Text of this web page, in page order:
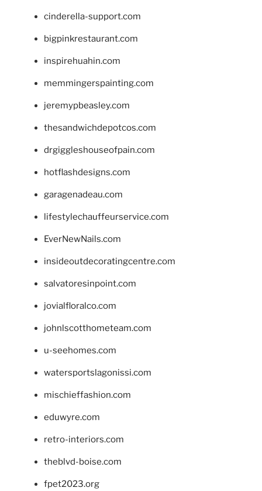
cinderella-support.com
bigpinkrestaurant.com
inspirehuahin.com
memmingerspainting.com
jeremypbeasley.com
thesandwichdepotcos.com
drgiggleshouseofpain.com
hotflashdesigns.com
garagenadeau.com
lifestylechauffeurservice.com
EverNewNails.com
insideoutdecoratingcentre.com
salvatoresinpoint.com
jovialfloralco.com
johnlscotthometeam.com
u-seehomes.com
watersportslagonissi.com
mischieffashion.com
eduwyre.com
retro-interiors.com
theblvd-boise.com
fpet2023.org